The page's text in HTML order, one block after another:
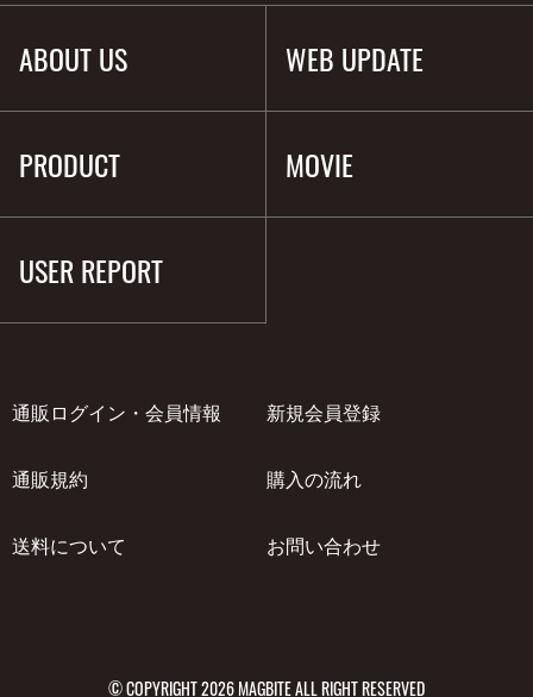
ABOUT US WEB UPDATE
PRODUCT MOVIE
USER REPORT
通販ログイン・会員情報 新規会員登録
通販規約 購入の流れ
送料について お問い合わせ
© COPYRIGHT 2026 MAGBITE ALL RIGHT RESERVED